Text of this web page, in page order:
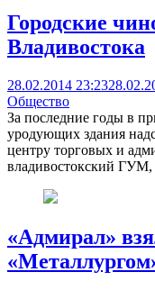
Городские
Владивостока
28.02.2014 23:23
Общество
За последние годы в
уродующих здания
центру торговых и
владивостокский ГУМ,
«Адмирал»